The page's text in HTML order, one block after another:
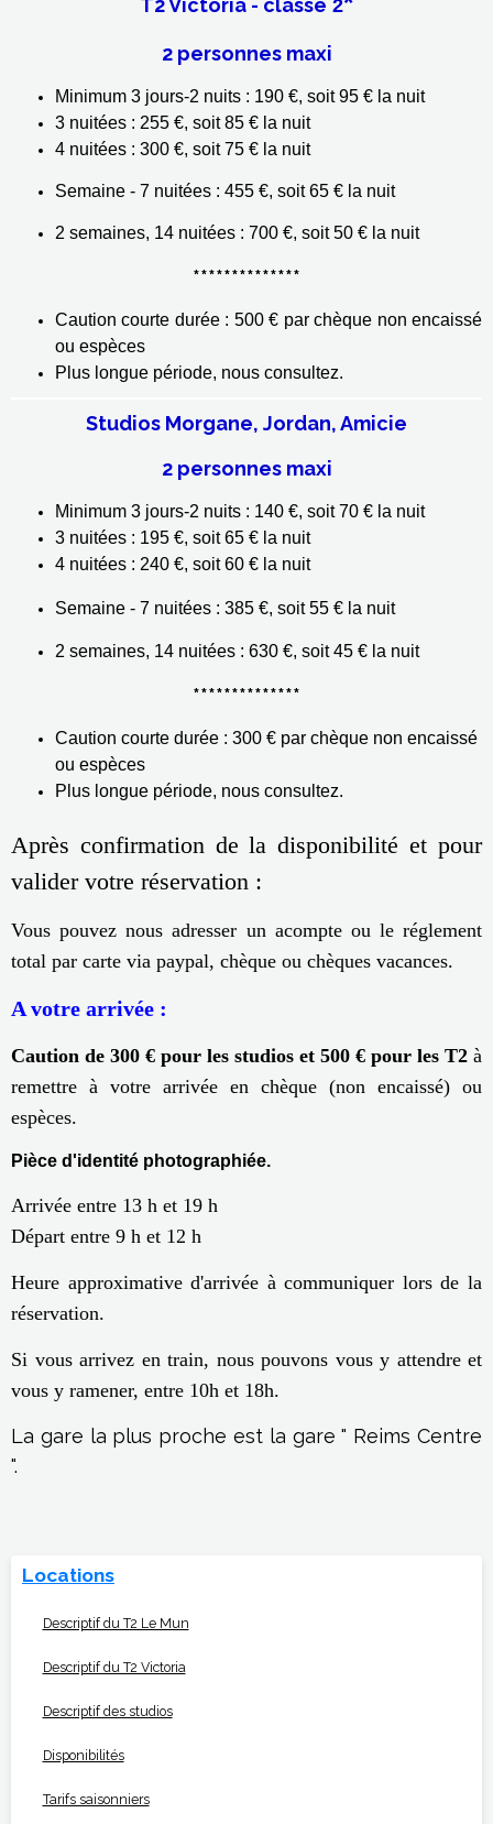
T2 Victoria - classé 2
2 personnes maxi
Minimum 3 jours-2 nuits : 190 €, soit 95 € la nuit
3 nuitées : 255 €, soit 85 € la nuit
4 nuitées : 300 €, soit 75 € la nuit
Semaine - 7 nuitées : 455 €, soit 65 € la nuit
2 semaines, 14 nuitées : 700 €, soit 50 € la nuit
**************
Caution courte durée : 500 € par chèque non encaissé
ou espèces
Plus longue période, nous consultez.
Studios Morgane, Jordan, Amicie
2 personnes maxi
Minimum 3 jours-2 nuits : 140 €, soit 70 € la nuit
3 nuitées : 195 €, soit 65 € la nuit
4 nuitées : 240 €, soit 60 € la nuit
Semaine - 7 nuitées : 385 €, soit 55 € la nuit
2 semaines, 14 nuitées : 630 €, soit 45 € la nuit
**************
Caution courte durée : 300 € par chèque non encaissé
ou espèces
Plus longue période, nous consultez.
Après confirmation de la disponibilité et pour
valider votre réservation :
Vous pouvez nous adresser un acompte ou le réglement
total par carte via paypal, chèque ou chèques vacances.
A votre arrivée :
Caution de 300 € pour les studios et 500 € pour les T2 à
remettre à votre arrivée en chèque (non encaissé) ou
espèces.
Pièce d'identité photographiée.
Arrivée entre 13 h et 19 h
Départ entre 9 h et 12 h
Heure approximative d'arrivée à communiquer lors de la
réservation.
Si vous arrivez en train, nous pouvons vous y attendre et
vous y ramener, entre 10h et 18h.
La gare la plus proche est la gare " Reims Centre
".
Locations
Descriptif du T2 Le Mun
Descriptif du T2 Victoria
Descriptif des studios
Disponibilités
Tarifs saisonniers